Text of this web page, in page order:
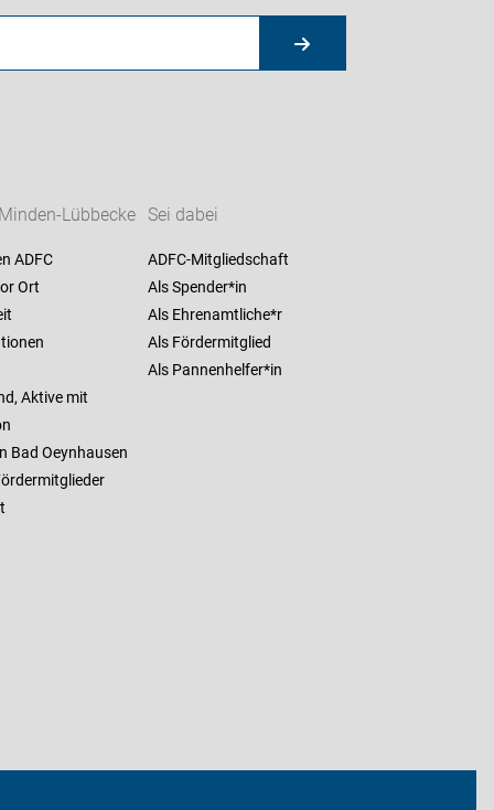
Lübbecke
ADFC
Ort
Aktive mit
Bad Oeynhausen
Sei dabei
ADFC-Mitgliedschaft
Als Spender*in
Als Ehrenamtliche*r
Als Fördermitglied
Als Pannenhelfer*in